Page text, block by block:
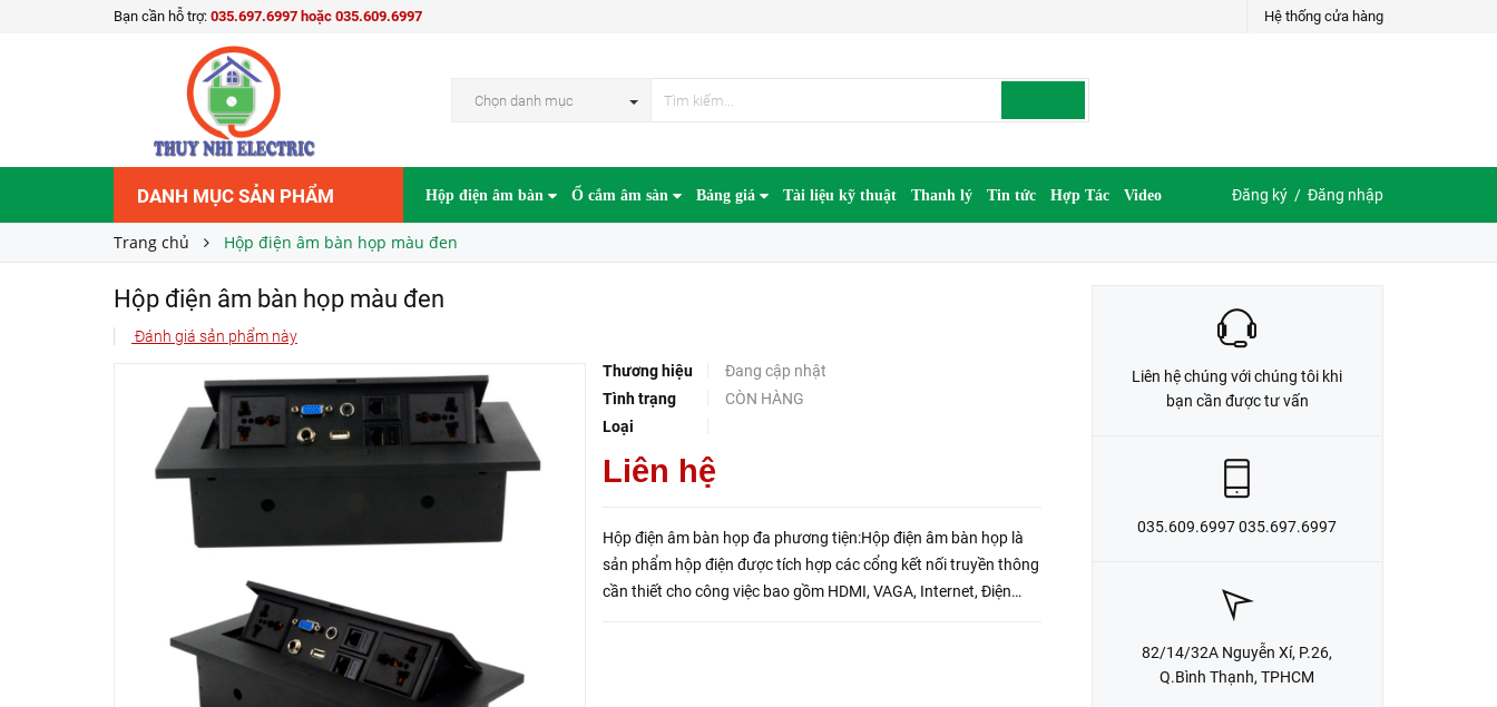
Bạn cần hỗ trợ: 035.697.6997 hoặc 035.609.6997 Hệ thống cửa hàng
Chọn danh mục
DANH MỤC SẢN PHẨM Hộp điện âm bàn Ổ cắm âm sàn Bảng giá Tài liệu kỹ thuật Thanh lý Tin tức Hợp Tác Video Đăng ký / Đăng nhập
Trang chủ Hộp điện âm bàn họp màu đen
Hộp điện âm bàn họp màu đen
Đánh giá sản phẩm này
Thương hiệu
Đang cập nhật
Tình trạng
CÒN HÀNG
Loại
Liên hệ
Hộp điện âm bàn họp đa phương tiện:Hộp điện âm bàn họp là
sản phẩm hộp điện được tích hợp các cổng kết nối truyền thông
cần thiết cho công việc bao gồm HDMI, VAGA, Internet, Điện
Hộp điện âm bàn họp màu đen
Giá bán: Liên hệ
LIÊN HỆ ĐẶT HÀNG
Liên hệ chúng với chúng tôi khi
bạn cần được tư vấn
035.609.6997 035.697.6997
82/14/32A Nguyễn Xí, P.26,
Q.Bình Thạnh, TPHCM